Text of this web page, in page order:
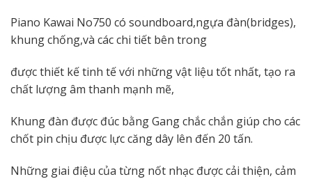
Piano Kawai No750 có soundboard,ngựa đàn(bridges),
khung chống,và các chi tiết bên trong
được thiết kế tinh tế với những vật liệu tốt nhất, tạo ra
chất lượng âm thanh mạnh mẽ,
Khung đàn được đúc bằng Gang chắc chắn giúp cho các
chốt pin chịu được lực căng dây lên đến 20 tấn.
Những giai điệu của từng nốt nhạc được cải thiện, cảm